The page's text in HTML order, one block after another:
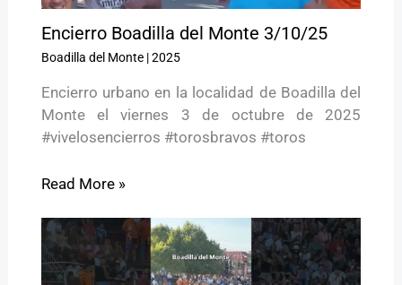
Encierro Boadilla del Monte 3/10/25
Boadilla del Monte|2025
Encierro urbano en la localidad de Boadilla del
Monte el viernes 3 de octubre de 2025
#vivelosencierros #torosbravos #toros
Read More »